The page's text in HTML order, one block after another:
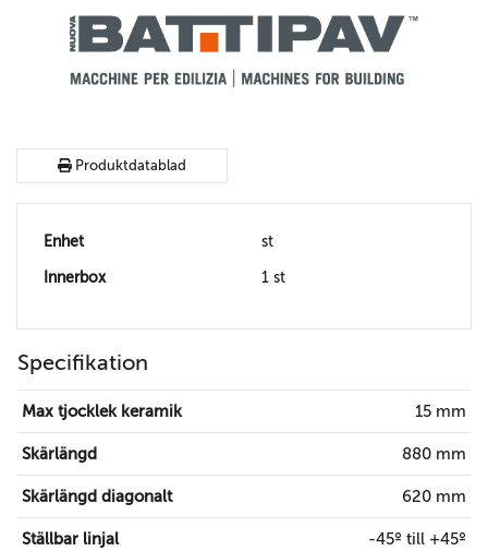
Produktdatablad
Enhet st
Innerbox 1 st
Specifikation
Max tjocklek keramik 15 mm
Skärlängd 880 mm
Skärlängd diagonalt 620 mm
Ställbar linjal -45º till +45º